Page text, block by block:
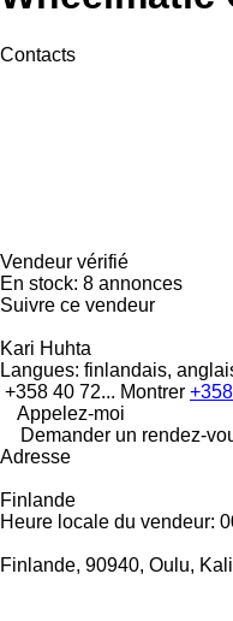
Contacts
Vendeur vérifié
En stock: 8 annonces
Suivre ce vendeur
Kari Huhta
Langues: finlandais,
+358 40 72... Montrer
Appelez-moi
Demander un rendez-
Adresse
Finlande
Heure locale du vendeur:
Finlande, 90940, Oulu,